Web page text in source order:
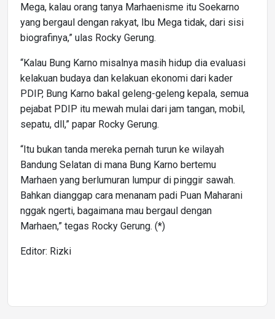
Mega, kalau orang tanya Marhaenisme itu Soekarno
yang bergaul dengan rakyat, Ibu Mega tidak, dari sisi
biografinya,” ulas Rocky Gerung.
“Kalau Bung Karno misalnya masih hidup dia evaluasi
kelakuan budaya dan kelakuan ekonomi dari kader
PDIP, Bung Karno bakal geleng-geleng kepala, semua
pejabat PDIP itu mewah mulai dari jam tangan, mobil,
sepatu, dll,” papar Rocky Gerung.
“Itu bukan tanda mereka pernah turun ke wilayah
Bandung Selatan di mana Bung Karno bertemu
Marhaen yang berlumuran lumpur di pinggir sawah.
Bahkan dianggap cara menanam padi Puan Maharani
nggak ngerti, bagaimana mau bergaul dengan
Marhaen,” tegas Rocky Gerung. (*)
Editor: Rizki